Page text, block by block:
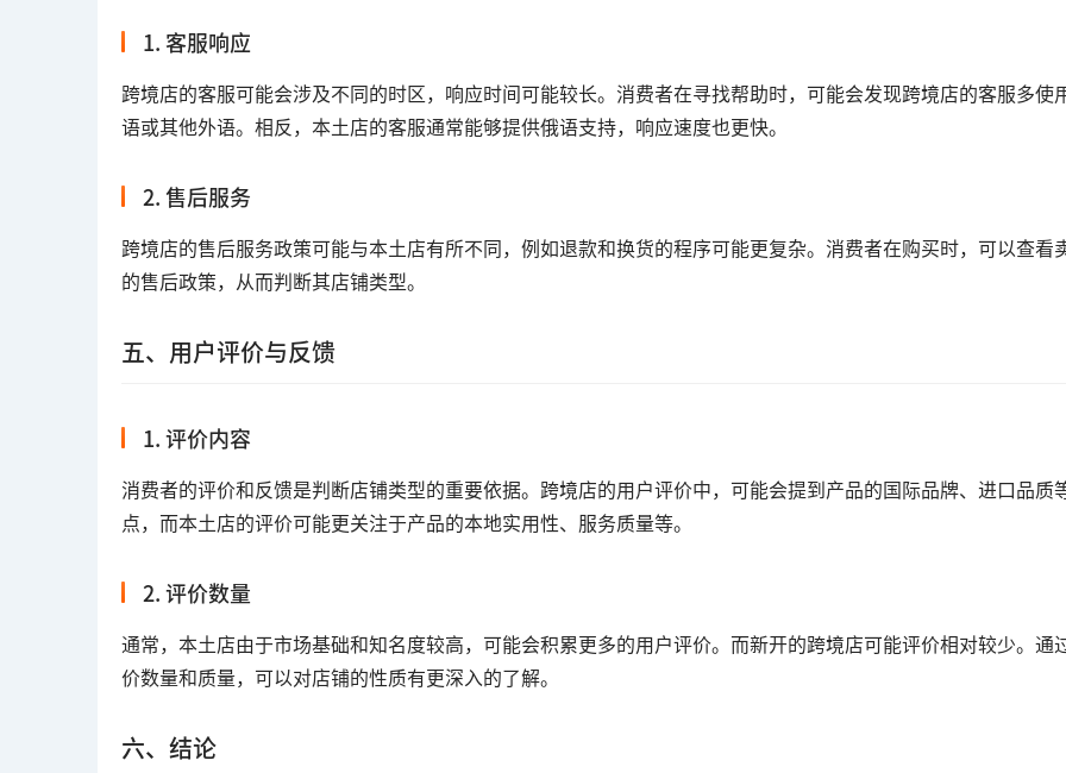
1. 客服响应
跨境店的客服可能会涉及不同的时区，响应时间可能较长。消费者在寻找帮助时，可能会发现跨境店的客服多使
语或其他外语。相反，本土店的客服通常能够提供俄语支持，响应速度也更快。
2. 售后服务
跨境店的售后服务政策可能与本土店有所不同，例如退款和换货的程序可能更复杂。消费者在购买时，可以查看
的售后政策，从而判断其店铺类型。
五、用户评价与反馈
1. 评价内容
消费者的评价和反馈是判断店铺类型的重要依据。跨境店的用户评价中，可能会提到产品的国际品牌、进口品质
点，而本土店的评价可能更关注于产品的本地实用性、服务质量等。
2. 评价数量
通常，本土店由于市场基础和知名度较高，可能会积累更多的用户评价。而新开的跨境店可能评价相对较少。通
价数量和质量，可以对店铺的性质有更深入的了解。
六、结论